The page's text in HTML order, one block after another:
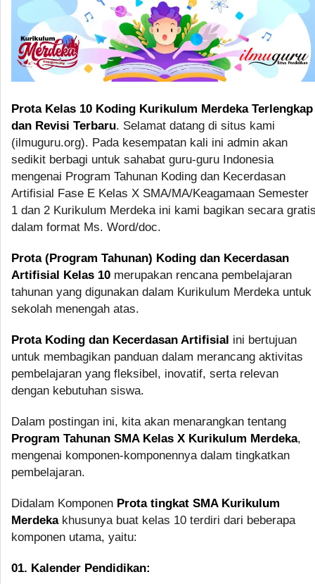
Prota Kelas 10 Koding Kurikulum Merdeka Terlengkap
dan Revisi Terbaru. Selamat datang di situs kami
(ilmuguru.org). Pada kesempatan kali ini admin akan
sedikit berbagi untuk sahabat guru-guru Indonesia
mengenai Program Tahunan Koding dan Kecerdasan
Artifisial Fase E Kelas X SMA/MA/Keagamaan Semester
1 dan 2 Kurikulum Merdeka ini kami bagikan secara
dalam format Ms. Word/doc.
Prota (Program Tahunan) Koding dan Kecerdasan
Artifisial Kelas 10 merupakan rencana pembelajaran
tahunan yang digunakan dalam Kurikulum Merdeka untuk
sekolah menengah atas.
Prota Koding dan Kecerdasan Artifisial ini bertujuan
untuk membagikan panduan dalam merancang aktivitas
pembelajaran yang fleksibel, inovatif, serta relevan
dengan kebutuhan siswa.
Dalam postingan ini, kita akan menarangkan tentang
Program Tahunan SMA Kelas X Kurikulum Merdeka,
mengenai komponen-komponennya dalam tingkatkan
pembelajaran.
Didalam Komponen Prota tingkat SMA Kurikulum
Merdekakhusunya buat kelas 10 terdiri dari beberapa
komponen utama, yaitu:
01. Kalender Pendidikan: